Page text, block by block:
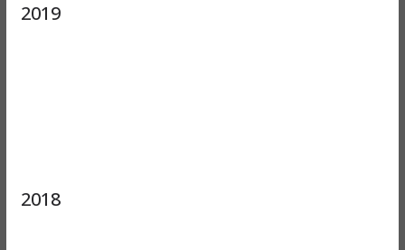
2019
2018